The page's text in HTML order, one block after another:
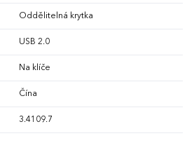
Oddělitelná krytka
USB 2.0
Na klíče
Čína
3.4109.7